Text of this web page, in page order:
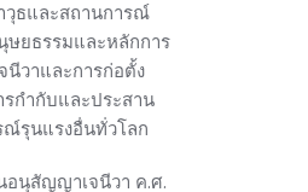
วุธและสถานการณ์
ษยธรรมและหลักการ
วาและการก่อตั้ง
รกำกับและประสาน
ณ์รุนแรงอื่นทั่วโลก
อนุสัญญาเจนีวา ค.ศ.